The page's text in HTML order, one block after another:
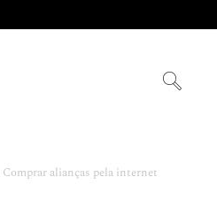
Comprar alianças pela internet